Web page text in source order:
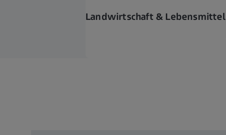
Landwirtschaft & Lebensmittel